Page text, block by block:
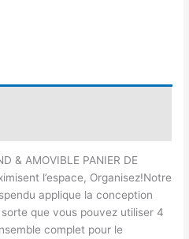
& AMOVIBLE PANIER DE
l’espace, Organisez!Notre
applique la conception
que vous pouvez utiliser 4
complet pour le